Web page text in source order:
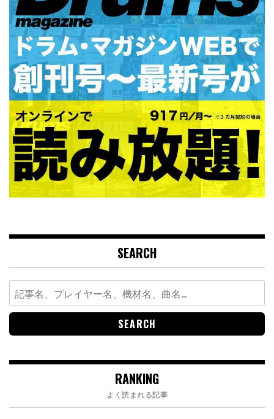
SEARCH
Search
for:
RANKING
よく読まれる記事